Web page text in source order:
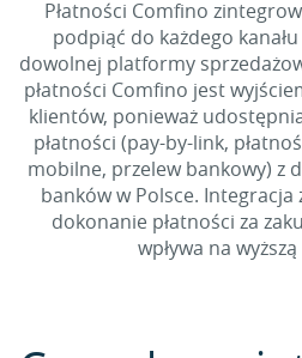
Płatności Comfino
podpiąć do każdego
dowolnej platformy
płatności Comfino jest
klientów, ponieważ
płatności (pay-by-link,
mobilne, przelew bankowy) z
banków w Polsce. Integracja
dokonanie płatności za
wpływa na